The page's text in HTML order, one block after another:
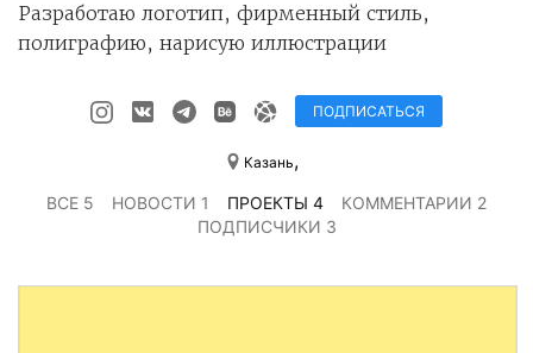
Разработаю логотип, фирменный стиль,
полиграфию, нарисую иллюстрации
ПОДПИСАТЬСЯ
Казань,
ВСЕ 5 НОВОСТИ 1 ПРОЕКТЫ 4
КОММЕНТАРИИ 2
ПОДПИСЧИКИ 3